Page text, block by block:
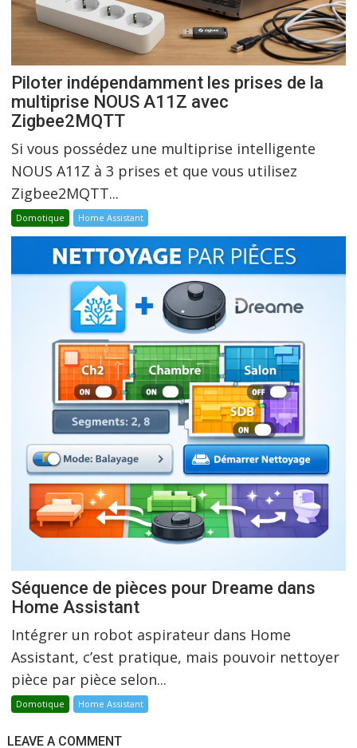
Piloter indépendamment les prises de la
multiprise NOUS A11Z avec
Zigbee2MQTT
Si vous possédez une multiprise intelligente
NOUS A11Z à 3 prises et que vous utilisez
Zigbee2MQTT...
Domotique Home Assistant
Séquence de pièces pour Dreame dans
Home Assistant
Intégrer un robot aspirateur dans Home
Assistant, c’est pratique, mais pouvoir nettoyer
pièce par pièce selon...
Domotique Home Assistant
LEAVE A COMMENT